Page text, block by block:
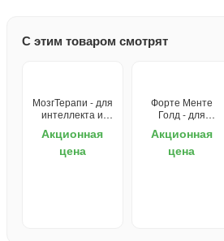
С этим товаром смотрят
МозгТерапи - для
интеллекта и
Акционная
цена
Форте Менте
Голд - для
Акционная
цена